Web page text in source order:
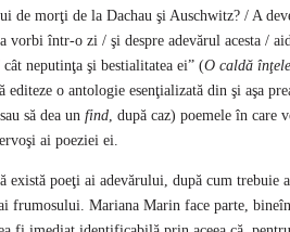
de morţi de la Dachau şi Auschwitz? / A
într-o zi / şi despre adevărul acesta /
neputinţa şi bestialitatea ei” (O caldă
editeze o antologie esenţializată din şi aşa
să dea un find, după caz) poemele în care
ai poeziei ei.
există poeţi ai adevărului, după cum trebuie
frumosului. Mariana Marin face parte,